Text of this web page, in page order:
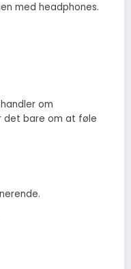
med headphones.
om
det bare om at føle